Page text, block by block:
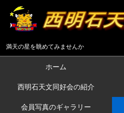
満天の星を眺めてみませんか
ホーム
西明石天文同好会の紹介
会員写真のギャラリー